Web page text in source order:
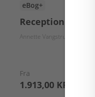
eBog+
Receptionist
Annette Vangstrup
Fra
1.913,00 KR.